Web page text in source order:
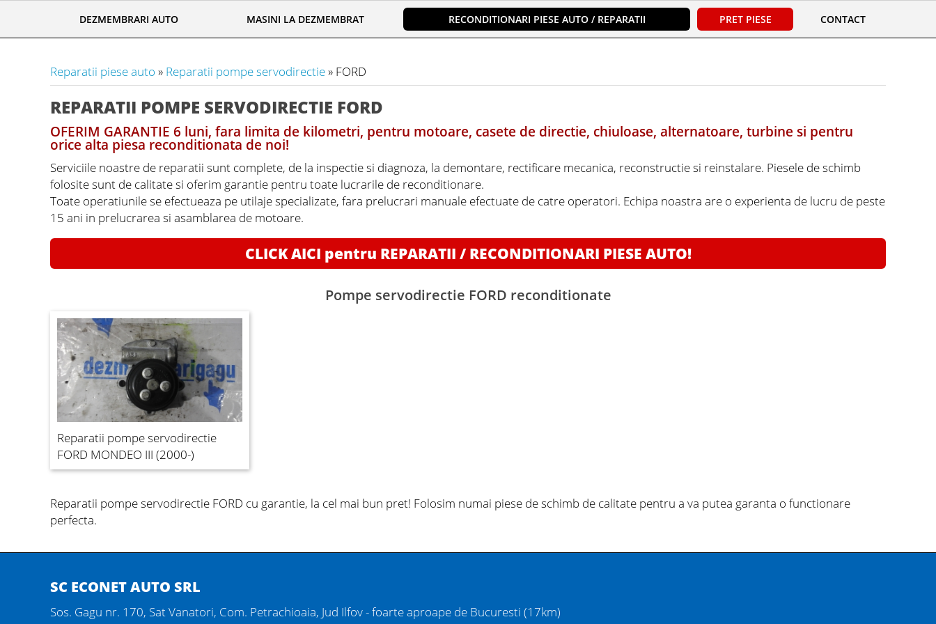
DEZMEMBRARI AUTO MASINI LA DEZMEMBRAT RECONDITIONARI PIESE AUTO / REPARATII PRET PIESE CONTACT
Reparatii piese auto » Reparatii pompe servodirectie» FORD
REPARATII POMPE SERVODIRECTIE FORD
OFERIM GARANTIE 6 luni, fara limita de kilometri, pentru motoare, casete de directie, chiuloase, alternatoare, turbine si pentru
orice alta piesa reconditionata de noi!
Serviciile noastre de reparatii sunt complete, de la inspectie si diagnoza, la demontare, rectificare mecanica, reconstructie si reinstalare. Piesele de schimb
folosite sunt de calitate si oferim garantie pentru toate lucrarile de reconditionare.
Toate operatiunile se efectueaza pe utilaje specializate, fara prelucrari manuale efectuate de catre operatori. Echipa noastra are o experienta de lucru de peste
15 ani in prelucrarea si asamblarea de motoare.
CLICK AICI pentru REPARATII / RECONDITIONARI PIESE AUTO!
Pompe servodirectie FORD reconditionate
Reparatii pompe servodirectie
FORD MONDEO III (2000-)
Reparatii pompe servodirectie FORD cu garantie, la cel mai bun pret! Folosim numai piese de schimb de calitate pentru a va putea garanta o functionare
perfecta.
SC ECONET AUTO SRL
Sos. Gagu nr. 170, Sat Vanatori, Com. Petrachioaia, Jud Ilfov - foarte aproape de Bucuresti (17km)